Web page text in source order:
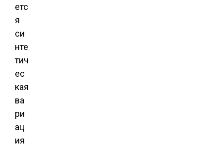
етс
я
си
нте
тич
ес
кая
ва
ри
ац
ия